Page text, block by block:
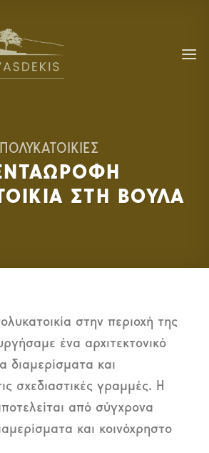
ΠΟΛΥΚΑΤΟΙΚΙΕΣ
ΣΤΗ ΒΟΥΛΑ
στην περιοχή της
ένα αρχιτεκτονικό
διαμερίσματα και
σχεδιαστικές γραμμές. Η
από σύγχρονα
και κοινόχρηστο